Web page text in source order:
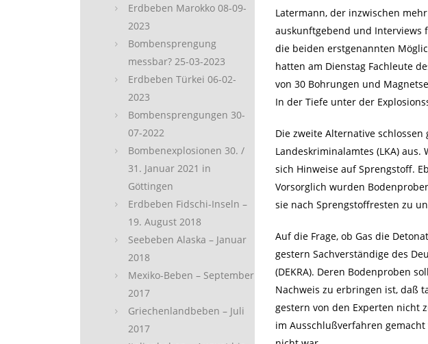
Erdbeben Marokko 08-09-
2023
Bombensprengung
messbar? 25-03-2023
Erdbeben Türkei 06-02-
2023
Bombensprengungen 30-
07-2022
Bombenexplosionen 30. /
31. Januar 2021 in
Göttingen
Erdbeben Fidschi-Inseln –
19. August 2018
Seebeben Alaska – Januar
2018
Mexiko-Beben – September
2017
Griechenlandbeben – Juli
2017
Latermann, der inzwischen
auskunftgebend und Interviews
die beiden erstgenannten
hatten am Dienstag Fachleute
von 30 Bohrungen und
In der Tiefe unter der
Die zweite Alternative
Landeskriminalamtes (LKA)
sich Hinweise auf Sprengstoff.
Vorsorglich wurden
sie nach Sprengstoffresten zu
Auf die Frage, ob Gas die
gestern Sachverständige des
(DEKRA). Deren Bodenproben
Nachweis zu erbringen ist, daß
gestern von den Experten nicht
im Ausschlußverfahren